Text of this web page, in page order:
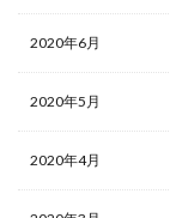
2020年6月
2020年5月
2020年4月